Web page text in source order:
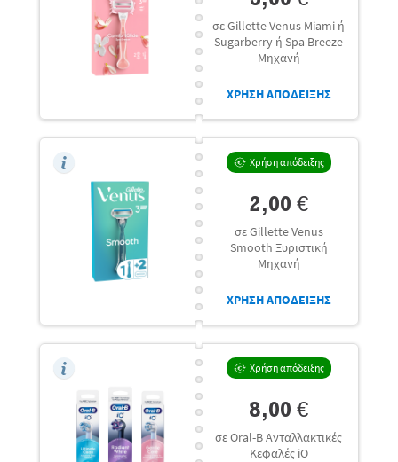
σε Gillette Venus Miami ή
Sugarberry ή Spa Breeze
Μηχανή
ΧΡΗΣΗ ΑΠΟΔΕΙΞΗΣ
Χρήση απόδειξης
2,00 €
σε Gillette Venus
Smooth Ξυριστική
Μηχανή
ΧΡΗΣΗ ΑΠΟΔΕΙΞΗΣ
Χρήση απόδειξης
8,00 €
σε Oral-B Ανταλλακτικές
Κεφαλές iO